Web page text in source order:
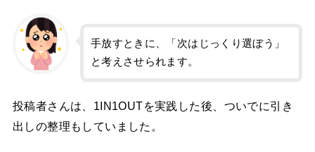
手放すときに、「次はじっくり選ぼう」
と考えさせられます。
投稿者さんは、1IN1OUTを実践した後、ついでに引き
出しの整理もしていました。